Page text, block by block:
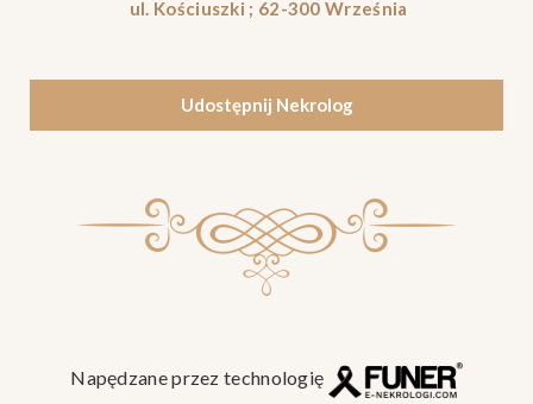
ul. Kościuszki ; 62-300 Września
Udostępnij Nekrolog
Napędzane przez technologię